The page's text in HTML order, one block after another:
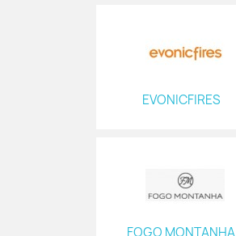
EVONICFIRES
FOGO MONTANHA